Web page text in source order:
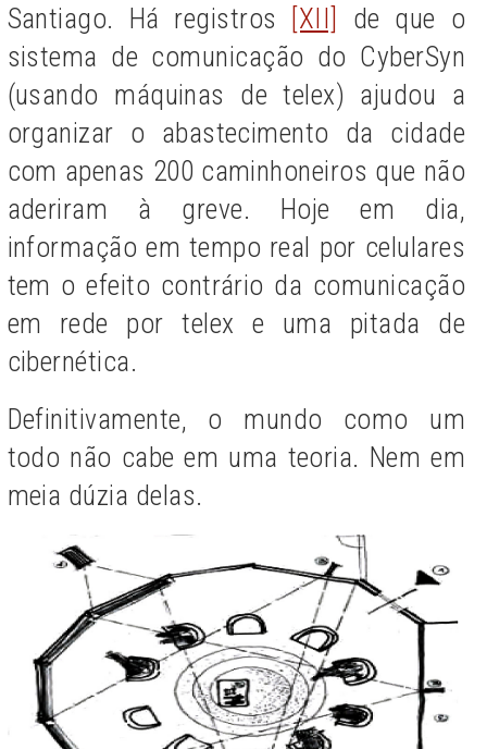
Santiago. Há registros [XII]
de que o
sistema de comunicação do CyberSyn
(usando máquinas de telex) ajudou a
organizar o abastecimento da cidade
com apenas 200 caminhoneiros que não
aderiram à greve. Hoje em dia,
informação em tempo real por celulares
tem o efeito contrário da comunicação
em rede por telex e uma pitada de
cibernética.
Definitivamente, o mundo como um
todo não cabe em uma teoria. Nem em
meia dúzia delas.